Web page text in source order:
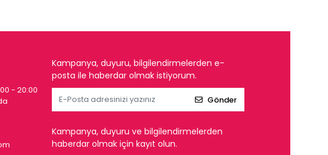
- 20:00
Kampanya, duyuru, bilgilendirmelerden e-
posta ile haberdar olmak istiyorum.
Gönder
Kampanya, duyuru ve bilgilendirmelerden
haberdar olmak için kayıt olun.